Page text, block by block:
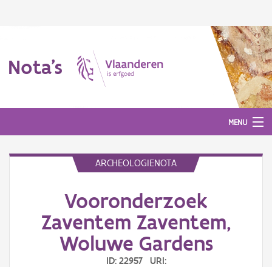
Nota's
MENU
ARCHEOLOGIENOTA
Vooronderzoek
Zaventem Zaventem,
Woluwe Gardens
ID: 22957 URI: